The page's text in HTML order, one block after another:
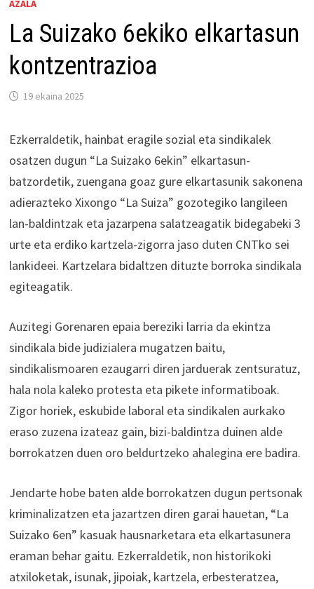
AZALA
La Suizako 6ekiko elkartasun
kontzentrazioa
19 ekaina 2025
Ezkerraldetik, hainbat eragile sozial eta sindikalek
osatzen dugun “La Suizako 6ekin” elkartasun-
batzordetik, zuengana goaz gure elkartasunik sakonena
adierazteko Xixongo “La Suiza” gozotegiko langileen
lan-baldintzak eta jazarpena salatzeagatik bidegabeki 3
urte eta erdiko kartzela-zigorra jaso duten CNTko sei
lankideei. Kartzelara bidaltzen dituzte borroka sindikala
egiteagatik.
Auzitegi Gorenaren epaia bereziki larria da ekintza
sindikala bide judizialera mugatzen baitu,
sindikalismoaren ezaugarri diren jarduerak zentsuratuz,
hala nola kaleko protesta eta pikete informatiboak.
Zigor horiek, eskubide laboral eta sindikalen aurkako
eraso zuzena izateaz gain, bizi-baldintza duinen alde
borrokatzen duen oro beldurtzeko ahalegina ere badira.
Jendarte hobe baten alde borrokatzen dugun pertsonak
kriminalizatzen eta jazartzen diren garai hauetan, “La
Suizako 6en” kasuak hausnarketara eta elkartasunera
eraman behar gaitu. Ezkerraldetik, non historikoki
atxiloketak, isunak, jipoiak, kartzela, erbesteratzea,